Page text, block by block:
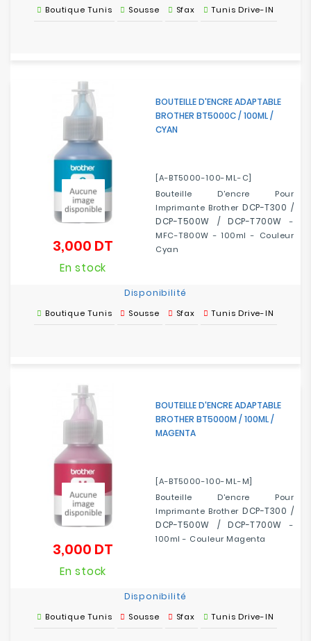
Boutique Tunis Sousse Sfax Tunis Drive-IN
BOUTEILLE D'ENCRE ADAPTABLE
BROTHER BT5000C / 100ML /
CYAN
[A-BT5000-100-ML-C]
Bouteille D'encre Pour
Imprimante BrotherDCP-T300 /
DCP-T500W / DCP-T700W -
MFC-T800W - 100ml - Couleur
Cyan
3,000 DT
En stock
Disponibilité
Boutique Tunis Sousse Sfax Tunis Drive-IN
BOUTEILLE D'ENCRE ADAPTABLE
BROTHER BT5000M / 100ML /
MAGENTA
[A-BT5000-100-ML-M]
Bouteille D'encre Pour
Imprimante BrotherDCP-T300 /
DCP-T500W / DCP-T700W -
100ml - Couleur Magenta
3,000 DT
En stock
Disponibilité
Boutique Tunis Sousse Sfax Tunis Drive-IN